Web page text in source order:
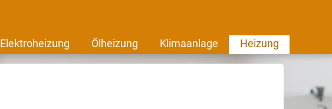
Elektroheizung Ölheizung Klimaanlage Heizung